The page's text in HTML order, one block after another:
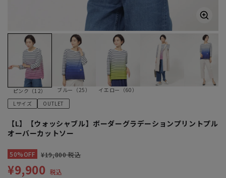
ピンク（12） ブルー（25）
イエロー（60）
Lサイズ
OUTLET
【L】【ウォッシャブル】ボーダーグラデーションプリントプル
オーバーカットソー
50%OFF ¥19,800 税込
¥9,900 税込